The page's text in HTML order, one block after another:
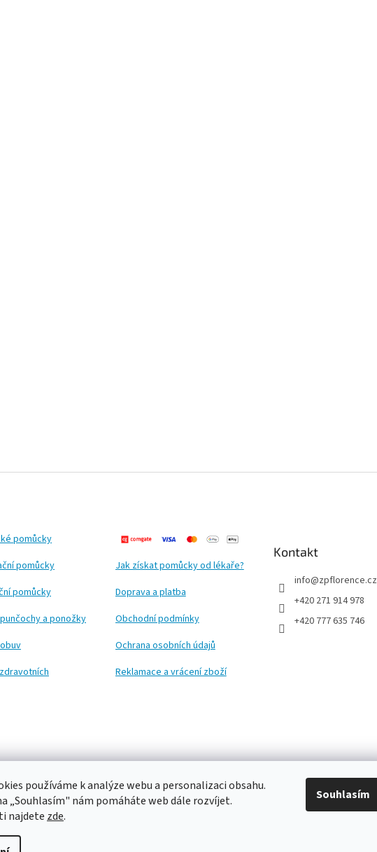
používáme k analýze webu a personalizaci obsahu.
„Souhlasím" nám pomáháte web dále rozvíjet.
najdete zde.
Souhlasím
pomůcky
pomůcky
pomůcky
a ponožky
Jak získat pomůcky od lékaře?
Doprava a platba
Obchodní podmínky
Ochrana osobních údajů
Reklamace a vrácení zboží
Kontakt
info@zpflorence.cz
+420 271 914 978
+420 777 635 746